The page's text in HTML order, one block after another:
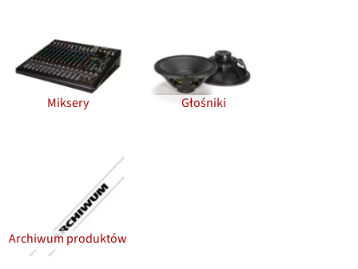
Miksery Głośniki
Archiwum produktów